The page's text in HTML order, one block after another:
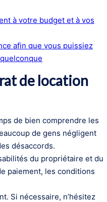
à votre budget et à vos
afin que vous puissiez
de location
de bien comprendre les
de gens négligent
désaccords.
du propriétaire et du
paiement, les conditions
Si nécessaire, n’hésitez